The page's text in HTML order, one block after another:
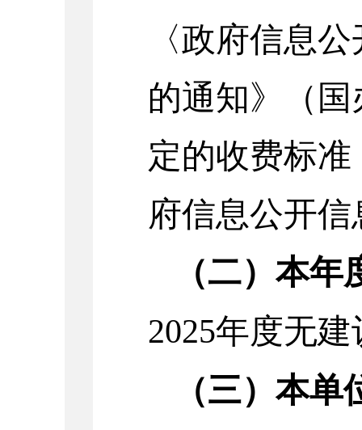
〈政府信息
的通知》（国
定的收费标
府信息公开
（二）本
2025年度无建
（三）本单